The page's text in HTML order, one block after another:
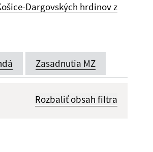
Dargovských hrdinov z
Zasadnutia MZ
Rozbaliť obsah filtra